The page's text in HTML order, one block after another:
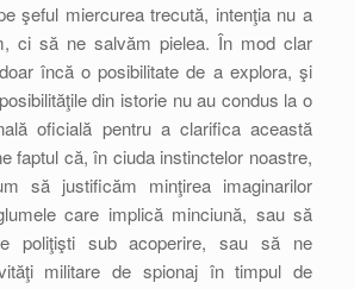
şeful miercurea trecută, intenţia nu a
ci să ne salvăm pielea. În mod clar
încă o posibilitate de a explora, şi
din istorie nu au condus la o
oficială pentru a clarifica această
faptul că, în ciuda instinctelor noastre,
să justificăm minţirea imaginarilor
care implică minciună, sau să
poliţişti sub acoperire, sau să ne
militare de spionaj în timpul de